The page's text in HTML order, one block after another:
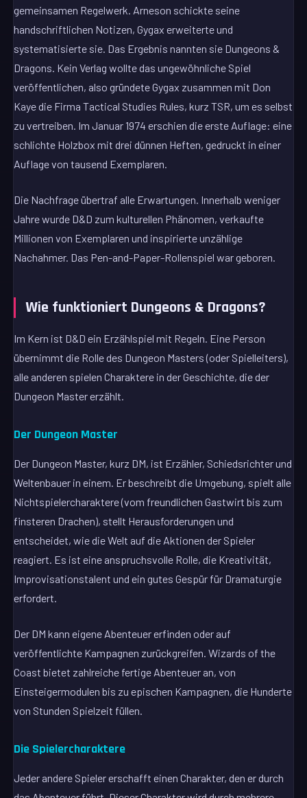
gemeinsamen Regelwerk. Arneson schickte seine
handschriftlichen Notizen, Gygax erweiterte und
systematisierte sie. Das Ergebnis nannten sie Dungeons &
Dragons. Kein Verlag wollte das ungewöhnliche Spiel
veröffentlichen, also gründete Gygax zusammen mit Don
Kaye die Firma Tactical Studies Rules, kurz TSR, um es selbst
zu vertreiben. Im Januar 1974 erschien die erste Auflage: eine
schlichte Holzbox mit drei dünnen Heften, gedruckt in einer
Auflage von tausend Exemplaren.
Die Nachfrage übertraf alle Erwartungen. Innerhalb weniger
Jahre wurde D&D zum kulturellen Phänomen, verkaufte
Millionen von Exemplaren und inspirierte unzählige
Nachahmer. Das Pen-and-Paper-Rollenspiel war geboren.
Wie funktioniert Dungeons & Dragons?
Im Kern ist D&D ein Erzählspiel mit Regeln. Eine Person
übernimmt die Rolle des Dungeon Masters (oder Spielleiters),
alle anderen spielen Charaktere in der Geschichte, die der
Dungeon Master erzählt.
Der Dungeon Master
Der Dungeon Master, kurz DM, ist Erzähler, Schiedsrichter und
Weltenbauer in einem. Er beschreibt die Umgebung, spielt alle
Nichtspielercharaktere (vom freundlichen Gastwirt bis zum
finsteren Drachen), stellt Herausforderungen und
entscheidet, wie die Welt auf die Aktionen der Spieler
reagiert. Es ist eine anspruchsvolle Rolle, die Kreativität,
Improvisationstalent und ein gutes Gespür für Dramaturgie
erfordert.
Der DM kann eigene Abenteuer erfinden oder auf
veröffentlichte Kampagnen zurückgreifen. Wizards of the
Coast bietet zahlreiche fertige Abenteuer an, von
Einsteigermodulen bis zu epischen Kampagnen, die Hunderte
von Stunden Spielzeit füllen.
Die Spielercharaktere
Jeder andere Spieler erschafft einen Charakter, den er durch